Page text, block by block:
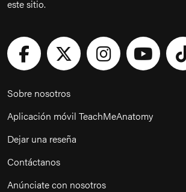
este sitio.
Sobre nosotros
Aplicación móvil TeachMeAnatomy
Dejar una reseña
Contáctanos
Anúnciate con nosotros